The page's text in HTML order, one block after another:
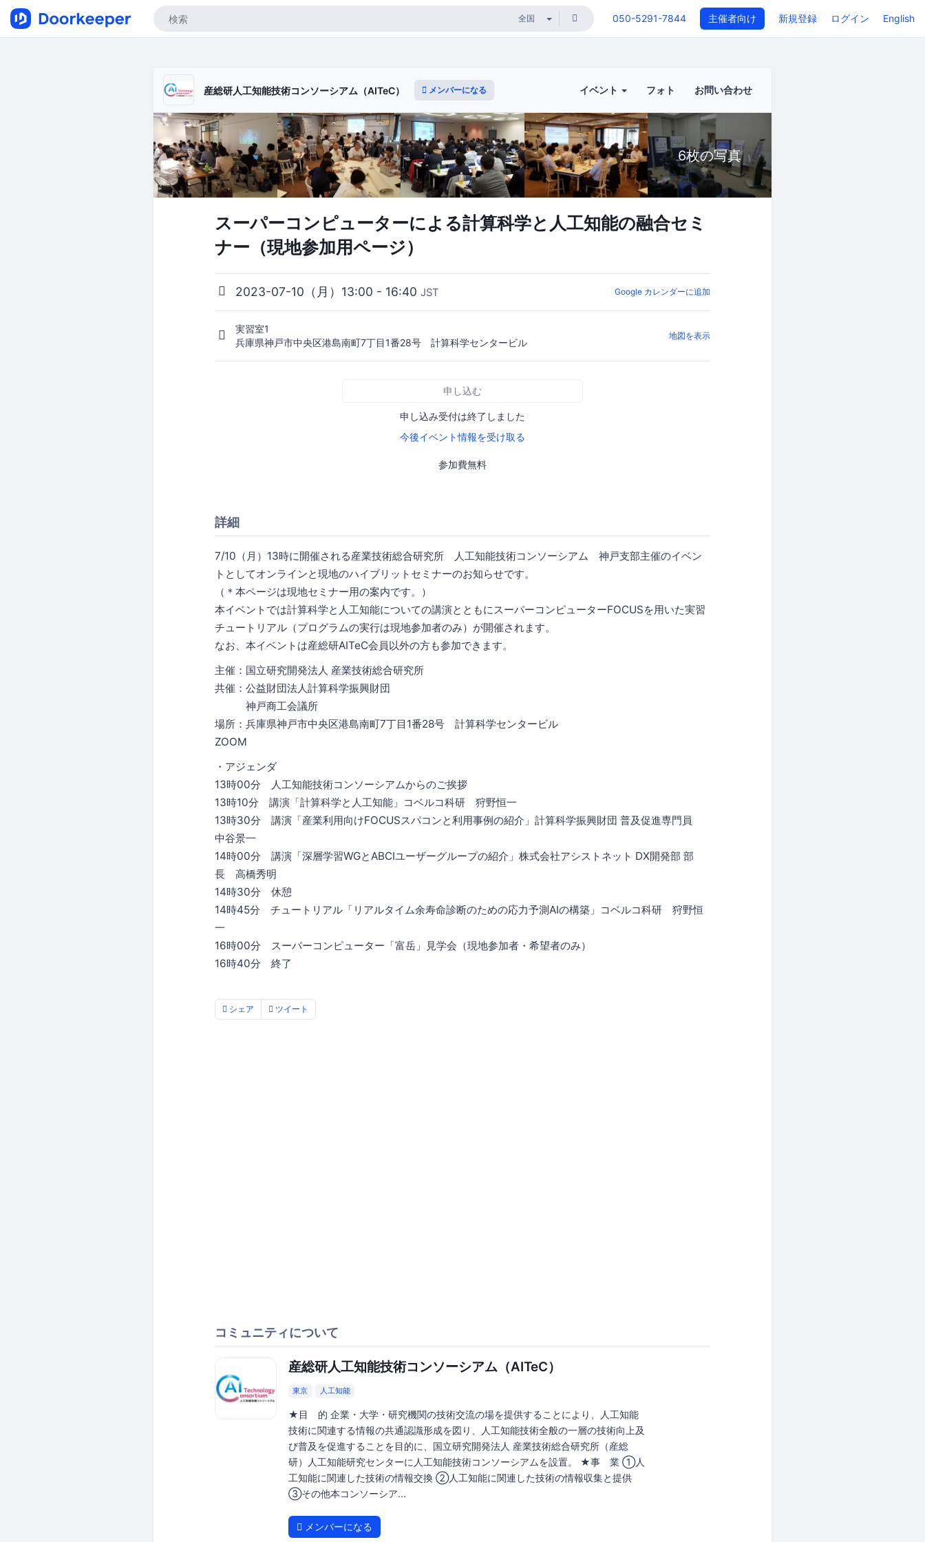
050-5291-7844 主催者向け 新規登録 ログイン English
産総研人工知能技術コンソーシアム（AITeC） メンバーになる イベント フォト お問い合わせ
6枚の写真
スーパーコンピューターによる計算科学と人工知能の融合セミ
ナー（現地参加用ページ）
2023-07-10（月）13:00 - 16:40 JST Google カレンダーに追加
実習室1
兵庫県神戸市中央区港島南町7丁目1番28号 計算科学センタービル
地図を表示
申し込む
申し込み受付は終了しました
今後イベント情報を受け取る
参加費無料
詳細
7/10（月）13時に開催される産業技術総合研究所 人工知能技術コンソーシアム 神戸支部主催のイベン
トとしてオンラインと現地のハイブリットセミナーのお知らせです。
（＊本ページは現地セミナー用の案内です。）
本イベントでは計算科学と人工知能についての講演とともにスーパーコンピューターFOCUSを用いた実習
チュートリアル（プログラムの実行は現地参加者のみ）が開催されます。
なお、本イベントは産総研AITeC会員以外の方も参加できます。
主催：国立研究開発法人 産業技術総合研究所
共催：公益財団法人計算科学振興財団
神戸商工会議所
場所：兵庫県神戸市中央区港島南町7丁目1番28号 計算科学センタービル
ZOOM
・アジェンダ
13時00分 人工知能技術コンソーシアムからのご挨拶
13時10分 講演「計算科学と人工知能」コベルコ科研 狩野恒一
13時30分 講演「産業利用向けFOCUSスパコンと利用事例の紹介」計算科学振興財団 普及促進専門員
中谷景一
14時00分 講演「深層学習WGとABCIユーザーグループの紹介」株式会社アシストネット DX開発部 部
長 高橋秀明
14時30分 休憩
14時45分 チュートリアル「リアルタイム余寿命診断のための応力予測AIの構築」コベルコ科研 狩野恒
一
16時00分 スーパーコンピューター「富岳」見学会（現地参加者・希望者のみ）
16時40分 終了
シェア ツイート
コミュニティについて
産総研人工知能技術コンソーシアム（AITeC）
東京 人工知能
★目 的 企業・大学・研究機関の技術交流の場を提供することにより、人工知能
技術に関連する情報の共通認識形成を図り、人工知能技術全般の一層の技術向上及
び普及を促進することを目的に、国立研究開発法人 産業技術総合研究所（産総
研）人工知能研究センターに人工知能技術コンソーシアムを設置。 ★事 業 ①人
工知能に関連した技術の情報交換 ②人工知能に関連した技術の情報収集と提供
③その他本コンソーシア...
メンバーになる